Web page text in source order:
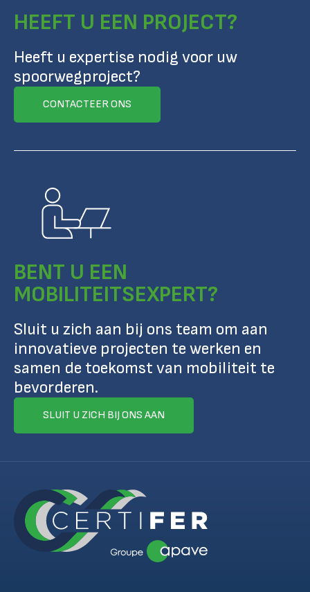
HEEFT U EEN PROJECT?
Heeft u expertise nodig voor uw
spoorwegproject?
CONTACTEER ONS
BENT U EEN
MOBILITEITSEXPERT?
Sluit u zich aan bij ons team om aan
innovatieve projecten te werken en
samen de toekomst van mobiliteit te
bevorderen.
SLUIT U ZICH BIJ ONS AAN